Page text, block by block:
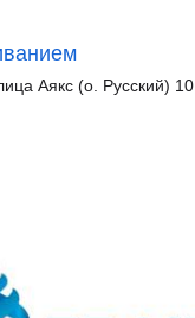
Аякс (о. Русский) 10